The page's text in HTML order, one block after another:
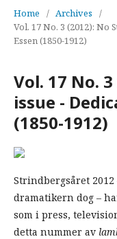
Home / Archives
/
Vol. 17 No. 3 (2012): No
Essen (1850-1912)
Vol. 17 No.
issue -
(1850-1912)
Strindbergsåret 2012
dramatikern dog –
som i press,
detta nummer av